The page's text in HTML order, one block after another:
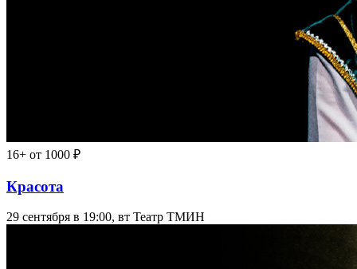
16+ от 1000 ₽
Красота
29 сентября в 19:00, вт Театр ТМИН